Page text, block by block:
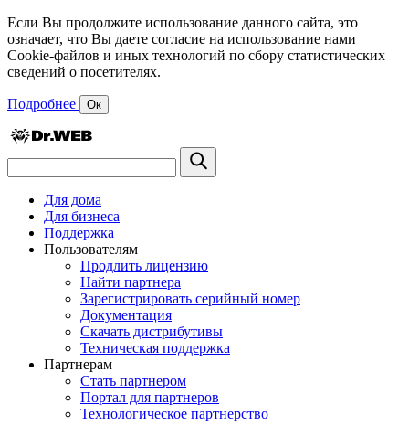
Если Вы продолжите использование данного сайта, это
означает, что Вы даете согласие на использование нами
Cookie-файлов и иных технологий по сбору статистических
сведений о посетителях.
Подробнее Ок
Для дома
Для бизнеса
Поддержка
Пользователям
Продлить лицензию
Найти партнера
Зарегистрировать серийный номер
Документация
Скачать дистрибутивы
Техническая поддержка
Партнерам
Стать партнером
Портал для партнеров
Технологическое партнерство